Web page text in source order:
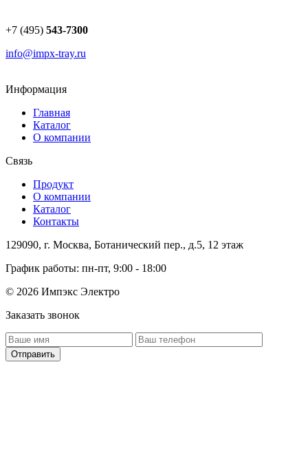
+7 (495) 543-7300
info@impx-tray.ru
Информация
Главная
Каталог
О компании
Связь
Продукт
О компании
Каталог
Контакты
129090, г. Москва, Ботанический пер., д.5, 12 этаж
График работы: пн-пт, 9:00 - 18:00
© 2026 Импэкс Электро
Заказать звонок
Отправить